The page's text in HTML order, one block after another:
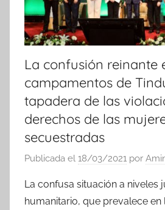
La confusión reinante
campamentos de
tapadera de las
derechos de las
secuestradas
Publicada el 18/03/2021 por
La confusa situación a niveles
humanitario, que prevalece